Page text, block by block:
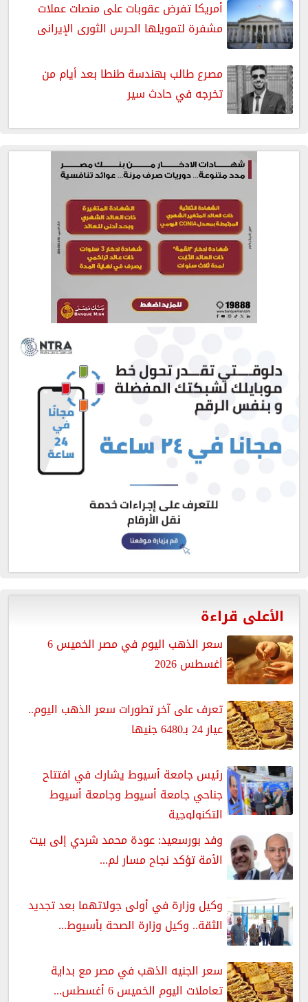
أمريكا تفرض عقوبات على منصات عملات
مشفرة لتمويلها الحرس الثورى الإيرانى
مصرع طالب بهندسة طنطا بعد أيام من
تخرجه في حادث سير
الأعلى قراءة
سعر الذهب اليوم في مصر الخميس 6
أغسطس 2026
تعرف على آخر تطورات سعر الذهب اليوم..
عيار 24 بـ6480 جنيها
رئيس جامعة أسيوط يشارك في افتتاح
جناحي جامعة أسيوط وجامعة أسيوط
التكنولوجية
وفد بورسعيد: عودة محمد شردي إلى بيت
الأمة تؤكد نجاح مسار لم...
وكيل وزارة في أولى جولاتهما بعد تجديد
الثقة.. وكيل وزارة الصحة بأسيوط...
سعر الجنيه الذهب في مصر مع بداية
تعاملات اليوم الخميس 6 أغسطس...